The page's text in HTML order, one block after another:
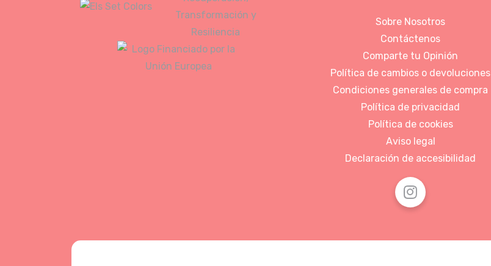
Sobre Nosotros
Contáctenos
Comparte tu Opinión
Política de cambios o devoluciones
Condiciones generales de compra
Política de privacidad
Política de cookies
Aviso legal
Declaración de accesibilidad